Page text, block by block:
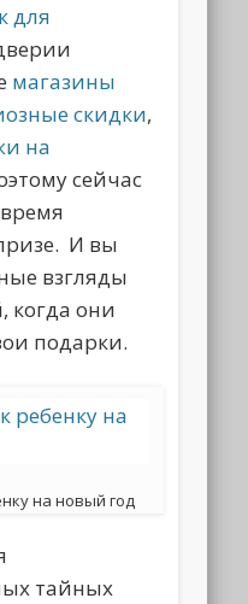
для
магазины
скидки,
на
сейчас
И вы
взгляды
когда они
подарки.
на новый год
тайных